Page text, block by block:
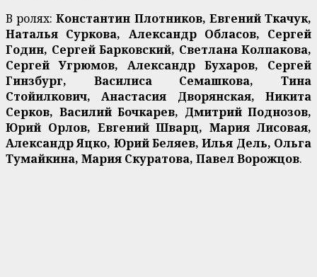
В ролях:Константин Плотников, Евгений Ткачук,
Наталья Суркова, Александр Обласов, Сергей
Годин, Сергей Барковский, Светлана Колпакова,
Сергей Угрюмов, Александр Бухаров, Сергей
Гинзбург, Василиса Семашкова, Тина
Стойилкович, Анастасия Дворянская, Никита
Серков, Василий Бочкарев, Дмитрий Поднозов,
Юрий Орлов, Евгений Шварц, Мария Лисовая,
Александр Яцко, Юрий Беляев, Илья Дель, Ольга
Тумайкина, Мария Скуратова, Павел Ворожцов.